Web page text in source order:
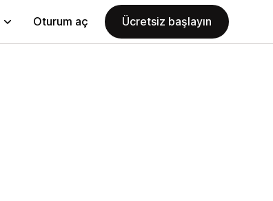
Oturum aç Ücretsiz başlayın